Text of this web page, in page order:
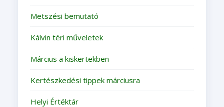
Metszési bemutató
Kálvin téri műveletek
Március a kiskertekben
Kertészkedési tippek márciusra
Helyi Értéktár